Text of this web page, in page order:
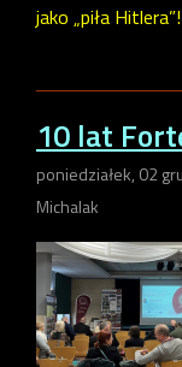
jako „piła Hitlera”!
10 lat
poniedziałek, 02
Michalak